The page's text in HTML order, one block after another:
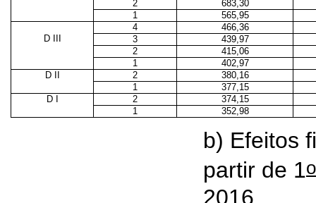
2
683,30
1
565,95
4
466,36
D III
3
439,97
2
415,06
1
402,97
D II
2
380,16
1
377,15
D I
2
374,15
1
352,98
b) Efeitos
partir de 1o
2016